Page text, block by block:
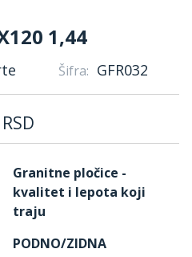
1,44
Šifra: GFR032
RSD
Granitne pločice -
kvalitet i lepota koji
traju
PODNO/ZIDNA